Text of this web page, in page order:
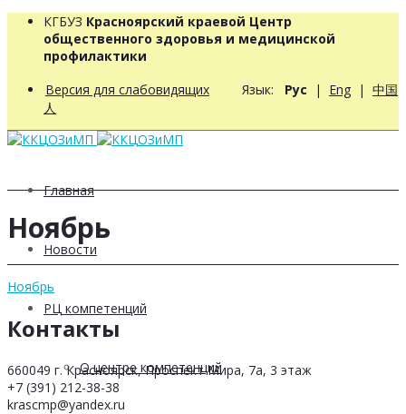
КГБУЗ Красноярский краевой Центр
общественного здоровья и медицинской
профилактики
Версия для слабовидящих Язык: Рус | Eng | 中国
人
Главная
Новости
РЦ компетенций
О центре компетенций
Ноябрь
Ноябрь
Контакты
660049 г. Красноярск, Проспект Мира, 7а, 3 этаж
+7 (391) 212-38-38
krascmp@yandex.ru